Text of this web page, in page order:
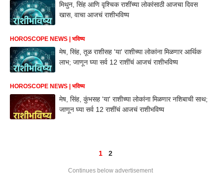
मिथुन, सिंह आणि वृश्चिक राशींच्या लोकांसाठी आजचा दिवस
खास, वाचा आजचं राशीभविष्य
HOROSCOPE NEWS | भविष्य
मेष, सिंह, तूळ राशीसह 'या' राशीच्या लोकांना मिळणार आर्थिक
लाभ; जाणून घ्या सर्व 12 राशींचं आजचं राशीभविष्य
HOROSCOPE NEWS | भविष्य
मेष, सिंह, कुंभसह 'या' राशीच्या लोकांना मिळणार नशिबाची साथ;
जाणून घ्या सर्व 12 राशींचं आजचं राशीभविष्य
1 2
Continues below advertisement